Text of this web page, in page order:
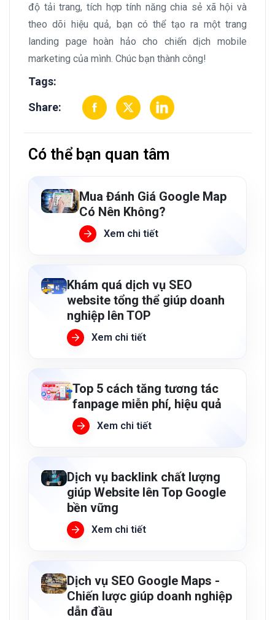
độ tải trang, tích hợp tính năng chia sẻ xã hội và
theo dõi hiệu quả, bạn có thể tạo ra một trang
landing page hoàn hảo cho chiến dịch mobile
marketing của mình. Chúc bạn thành công!
Tags:
Share:
Có thể bạn quan tâm
Mua Đánh Giá Google Map
Có Nên Không?
Xem chi tiết
Khám quá dịch vụ SEO
website tổng thể giúp doanh
nghiệp lên TOP
Xem chi tiết
Top 5 cách tăng tương tác
fanpage miễn phí, hiệu quả
Xem chi tiết
Dịch vụ backlink chất lượng
giúp Website lên Top Google
bền vững
Xem chi tiết
Dịch vụ SEO Google Maps -
Chiến lược giúp doanh nghiệp
dẫn đầu